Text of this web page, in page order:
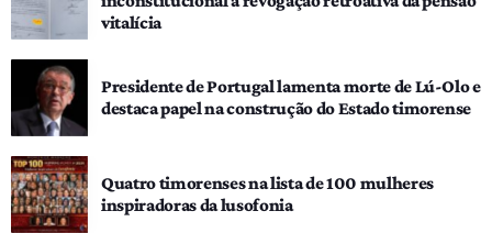
vitalícia
Presidente de Portugal lamenta morte de Lú-Olo e
destaca papel na construção do Estado timorense
Quatro timorenses na lista de 100 mulheres
inspiradoras da lusofonia